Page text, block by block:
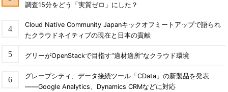
調査15分をどう「実質ゼロ」にした？
Cloud Native Community Japanキックオフミートアップで語られ
たクラウドネイティブの現在と日本の貢献
グリーがOpenStackで目指す“適材適所”なクラウド環境
グレープシティ、データ接続ツール「CData」の新製品を発表
――Google Analytics、Dynamics CRMなどに対応